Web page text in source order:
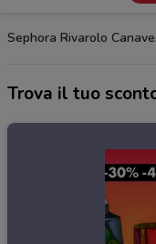
Sephora Rivarolo
Trova il tuo